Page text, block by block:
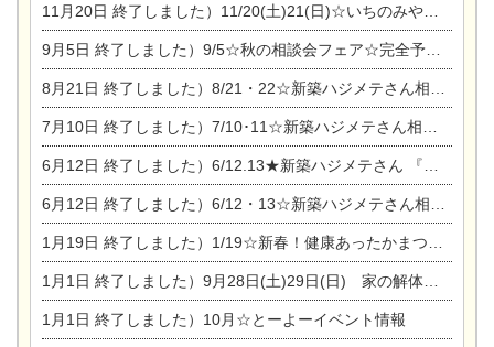
11月20日 終了しました）11/20(土)21(日)☆いちのみや逸品市に出店します【ひのきのバラ販売】
9月5日 終了しました）9/5☆秋の相談会フェア☆完全予約制
8月21日 終了しました）8/21・22☆新築ハジメテさん相談会 『集まれ！農地に家を建てたい人！』
7月10日 終了しました）7/10･11☆新築ハジメテさん相談会 『集まれ！農地に家を建てたい人！』完全予約制
6月12日 終了しました）6/12.13★新築ハジメテさん 『木の家 現場体感見学会』
6月12日 終了しました）6/12・13☆新築ハジメテさん相談会『今ある土地に家を建てる際の注意点』
1月19日 終了しました）1/19☆新春！健康あったかまつり＆増改築リフォームまつり
1月1日 終了しました）9月28日(土)29日(日) 家の解体なんでも相談会
1月1日 終了しました）10月☆とーよーイベント情報